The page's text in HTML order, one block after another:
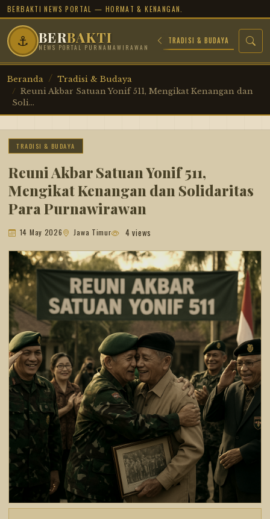
BERBAKTI NEWS PORTAL — HORMAT & KENANGAN.
⚓ BERBAKTI
NEWS PORTAL PURNAMAWIRAWAN
JUANG PROFIL TOKOH SEJARAH MILITER TRADISI & BUDAYA
Beranda
Tradisi & Budaya
Reuni Akbar Satuan Yonif 511, Mengikat Kenangan dan
Soli...
TRADISI & BUDAYA
Reuni Akbar Satuan Yonif 511,
Mengikat Kenangan dan Solidaritas
Para Purnawirawan
14 May 2026 Jawa Timur 4 views